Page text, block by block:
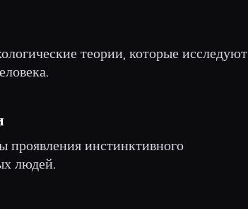
теории, которые исследуют
проявления инстинктивного
людей.